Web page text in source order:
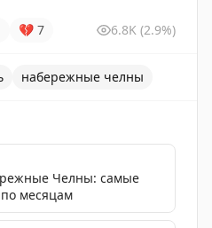
💔 7 6.8K (2.9%)
набережные челны
Челны: самые
месяцам